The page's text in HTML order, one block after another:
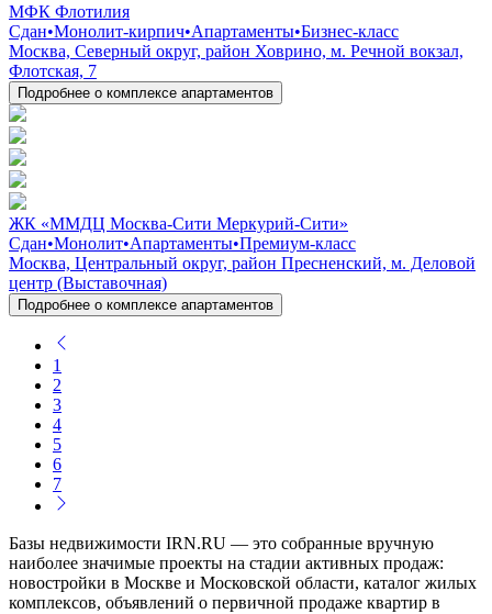
МФК Флотилия
Сдан•Монолит-кирпич•Апартаменты•Бизнес-класс
Москва, Северный округ, район Ховрино, м. Речной вокзал,
Флотская, 7
Подробнее о комплексе апартаментов
ЖК «ММДЦ Москва-Сити Меркурий-Сити»
Сдан•Монолит•Апартаменты•Премиум-класс
Москва, Центральный округ, район Пресненский, м. Деловой
центр (Выставочная)
Подробнее о комплексе апартаментов
1
2
3
4
5
6
7
Базы недвижимости IRN.RU — это собранные вручную
наиболее значимые проекты на стадии активных продаж:
новостройки в Москве и Московской области, каталог жилых
комплексов, объявлений о первичной продаже квартир в